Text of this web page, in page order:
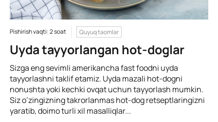
Pishirish vaqti: 2 soat Quyuq taomlar
Uyda tayyorlangan hot-doglar
Sizga eng sevimli amerikancha fast foodni uyda
tayyorlashni taklif etamiz. Uyda mazali hot-dogni
nonushta yoki kechki ovqat uchun tayyorlash mumkin.
Siz o’zingizning takrorlanmas hot-dog retseptlaringizni
yaratib, doimo turli xil masalliqlar...